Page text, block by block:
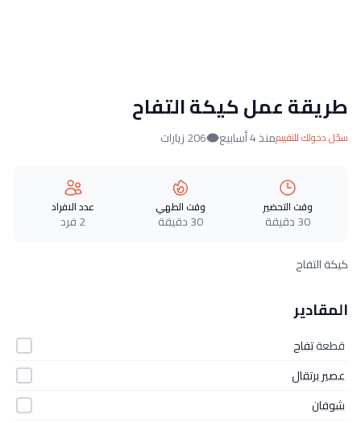
طريقة عمل كيكة التفاح
سجّل دخولك للتقييممنذ 4 أسابيع 206 زيارات
وقت التحضير
30 دقيقة
وقت الطهي
30 دقيقة
عدد الافراد
2 فرد
كيكة التفاح
المقادير
قطعةتفاح
عصير برتقال
شوفان